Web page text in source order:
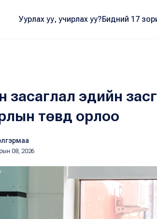
Уурлах уу, учирлах уу?Бидний 17
засаглал эдийн
төвд орлоо
08, 2026